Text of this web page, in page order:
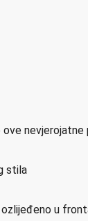
nevjerojatne
stila
u